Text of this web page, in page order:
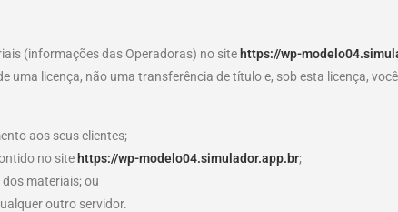
(informações das Operadoras) no site https://wp-
licença, não uma transferência de título e, sob esta licença,
aos seus clientes;
no site https://wp-modelo04.simulador.app.br;
materiais; ou
outro servidor.